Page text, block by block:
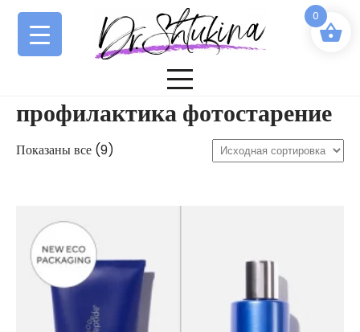
Перейти
содержимому
профилактика фотостарение
Показаны все (9)
0